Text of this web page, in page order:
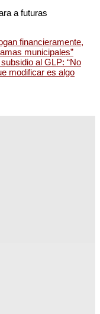
a futuras
financieramente,
municipales”
al GLP: “No
modificar es algo